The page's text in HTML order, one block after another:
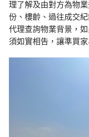
理了解及由對方為物
份、樓齡、過往成交
代理查詢物業背景，
須如實相告，讓準買